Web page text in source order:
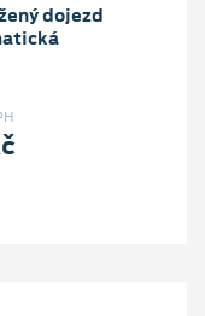
dojezd